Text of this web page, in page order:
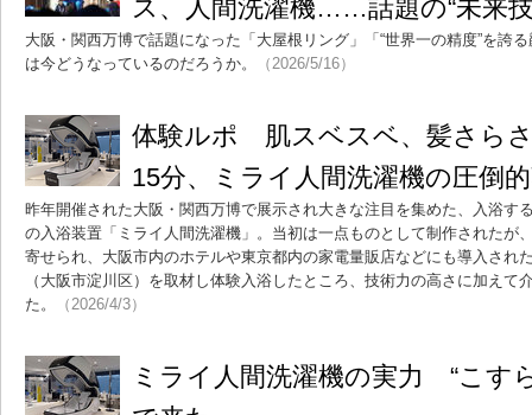
ス、人間洗濯機……話題の“未来
大阪・関西万博で話題になった「大屋根リング」「“世界一の精度”を誇
は今どうなっているのだろうか。
（2026/5/16）
体験ルポ 肌スベスベ、髪さら
15分、ミライ人間洗濯機の圧倒
昨年開催された大阪・関西万博で展示され大きな注目を集めた、入浴す
の入浴装置「ミライ人間洗濯機」。当初は一点ものとして制作されたが
寄せられ、大阪市内のホテルや東京都内の家電量販店などにも導入され
（大阪市淀川区）を取材し体験入浴したところ、技術力の高さに加えて
た。
（2026/4/3）
ミライ人間洗濯機の実力 “こす